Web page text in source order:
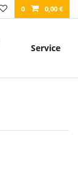
0 0,00 €
Service